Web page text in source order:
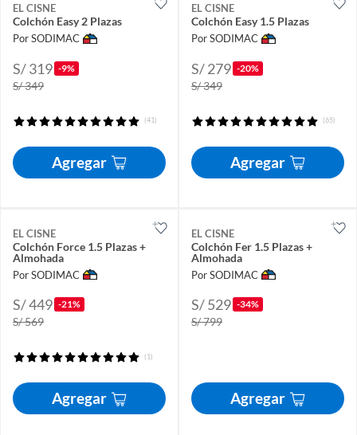
EL CISNE
Colchón Easy 2 Plazas
Por SODIMAC
S/ 319 -9%
S/ 349
(41)
Agregar
EL CISNE
Colchón Easy 1.5 Plazas
Por SODIMAC
S/ 279 -20%
S/ 349
(65)
Agregar
EL CISNE
Colchón Force 1.5 Plazas +
Almohada
Por SODIMAC
S/ 449 -21%
S/ 569
(1)
Agregar
EL CISNE
Colchón Fer 1.5 Plazas +
Almohada
Por SODIMAC
S/ 529 -34%
S/ 799
Agregar